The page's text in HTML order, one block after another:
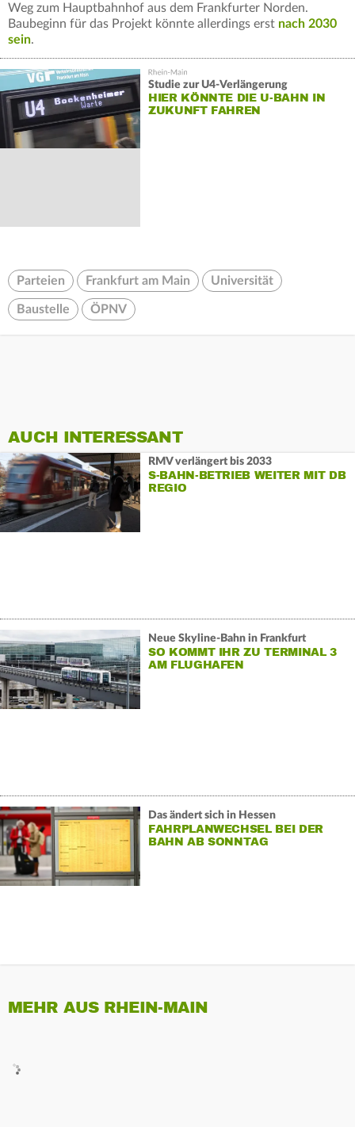
Weg zum Hauptbahnhof aus dem Frankfurter Norden.
Baubeginn für das Projekt könnte allerdings erst nach 2030
sein.
Studie zur U4-Verlängerung
HIER KÖNNTE DIE U-BAHN IN
ZUKUNFT FAHREN
Parteien Frankfurt am Main Universität
Baustelle ÖPNV
AUCH INTERESSANT
RMV verlängert bis 2033
S-BAHN-BETRIEB WEITER MIT DB
REGIO
Neue Skyline-Bahn in Frankfurt
SO KOMMT IHR ZU TERMINAL 3
AM FLUGHAFEN
Das ändert sich in Hessen
FAHRPLANWECHSEL BEI DER
BAHN AB SONNTAG
MEHR AUS RHEIN-MAIN